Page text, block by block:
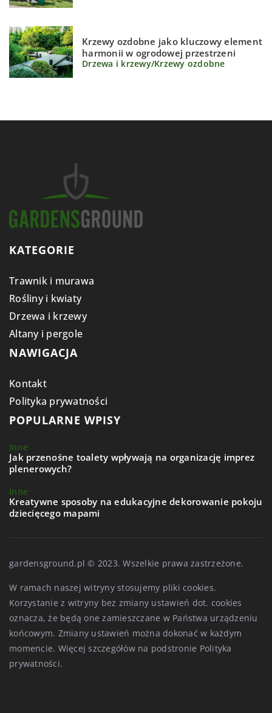
Krzewy ozdobne jako kluczowy element
harmonii w ogrodowej przestrzeni
Drzewa i krzewy/Krzewy ozdobne
KATEGORIE
Trawnik i murawa
Rośliny i kwiaty
Drzewa i krzewy
Altany i pergole
NAWIGACJA
Kontakt
Polityka prywatności
POPULARNE WPISY
Inne
Jak przenośne toalety wpływają na organizację imprez
plenerowych?
Inne
Kreatywne sposoby na edukacyjne dekorowanie pokoju
dziecięcego mapami
gardensground.pl © 2023. Wszelkie prawa zastrzeżone.
W ramach naszej witryny stosujemy pliki cookies.
Korzystanie z witryny bez zmiany ustawień dot. cookies
oznacza, że będą one zamieszczane w Państwa urządzeniu
końcowym. Zmiany ustawień można dokonać w każdym
momencie. Więcej szczegółów na podstronie Polityka
prywatności.